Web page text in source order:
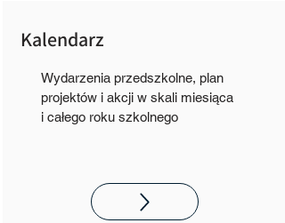
Kalendarz
Wydarzenia przedszkolne, plan
projektów i akcji w skali miesiąca
i całego roku szkolnego